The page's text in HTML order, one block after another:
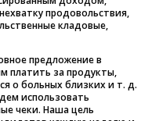
продовольствия,
кладовые,
предложение в
платить за продукты,
о больных близких и т. д.
использовать
чеки. Наша цель